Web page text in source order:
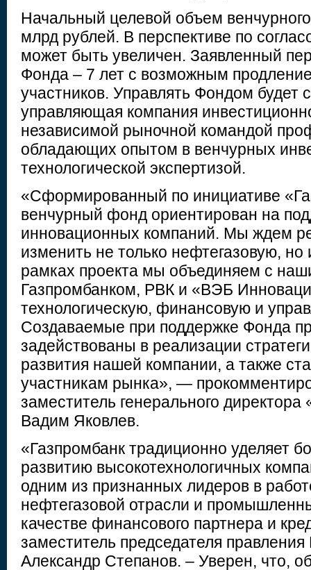
Начальный целевой объем
млрд рублей. В перспективе по
может быть увеличен. Заявленный
Фонда – 7 лет с возможным
участников. Управлять Фондом будет
управляющая компания
независимой рыночной командой
обладающих опытом в венчурных
технологической экспертизой.
«Сформированный по инициативе
венчурный фонд ориентирован на
инновационных компаний. Мы ждем
изменить не только нефтегазовую, но
рамках проекта мы объединяем с
Газпромбанком, РВК и «ВЭБ
технологическую, финансовую и
Создаваемые при поддержке Фонда
задействованы в реализации
развития нашей компании, а также
участникам рынка», —
заместитель генерального
Вадим Яковлев.
«Газпромбанк традиционно уделяет
развитию высокотехнологичных
одним из признанных лидеров в
нефтегазовой отрасли и
качестве финансового партнера и
заместитель председателя
Александр Степанов. – Уверен, что,